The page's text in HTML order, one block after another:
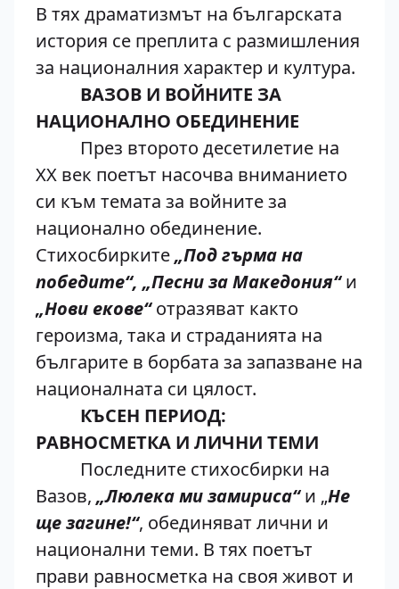
В тях драматизмът на българската
история се преплита с размишления
за националния характер и култура.
ВАЗОВ И ВОЙНИТЕ ЗА
НАЦИОНАЛНО ОБЕДИНЕНИЕ
През второто десетилетие на
XX век поетът насочва вниманието
си към темата за войните за
национално обединение.
Стихосбирките„Под гърма на
победите“, „Песни за Македония“и
„Нови екове“отразяват както
героизма, така и страданията на
българите в борбата за запазване на
националната си цялост.
КЪСЕН ПЕРИОД:
РАВНОСМЕТКА И ЛИЧНИ ТЕМИ
Последните стихосбирки на
Вазов, „Люлека ми замириса“и „Не
ще загине!“, обединяват лични и
национални теми. В тях поетът
прави равносметка на своя живот и